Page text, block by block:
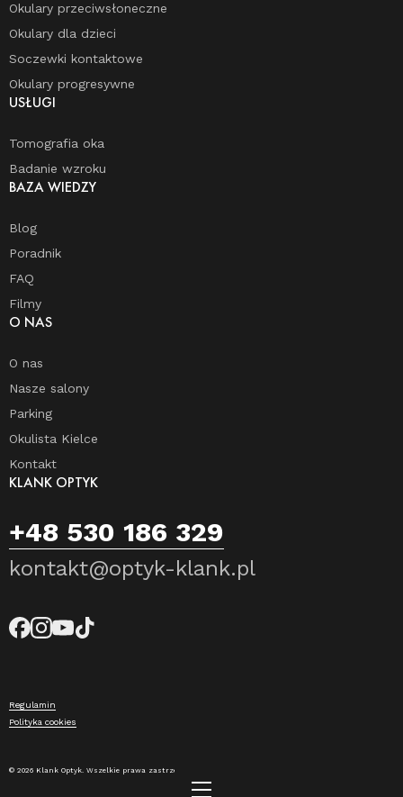
Okulary przeciwsłoneczne
Okulary dla dzieci
Soczewki kontaktowe
Okulary progresywne
USŁUGI
Tomografia oka
Badanie wzroku
BAZA WIEDZY
Blog
Poradnik
FAQ
Filmy
O NAS
O nas
Nasze salony
Parking
Okulista Kielce
Kontakt
KLANK OPTYK
+48 530 186 329
kontakt@optyk-klank.pl
© 2026 Klank Optyk. Wszelkie prawa zastrzeżone.
Regulamin
Polityka cookies